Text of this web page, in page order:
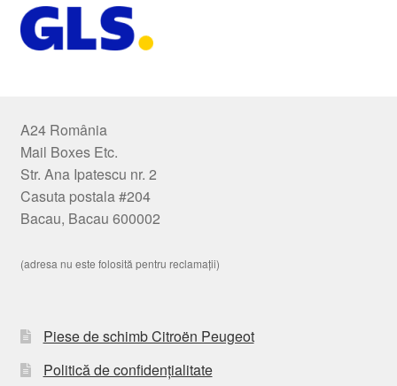
A24 România
Mail Boxes Etc.
Str. Ana Ipatescu nr. 2
Casuta postala #204
Bacau, Bacau 600002
(adresa nu este folosită pentru reclamații)
Piese de schimb Citroën Peugeot
Politică de confidențialitate